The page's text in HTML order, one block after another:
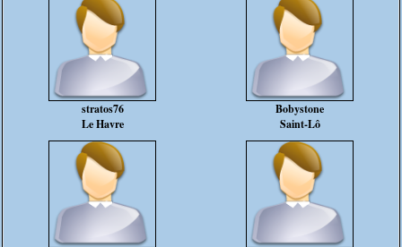
stratos76
Le Havre
Bobystone
Saint-Lô